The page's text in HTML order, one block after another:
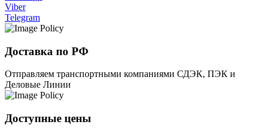
Viber
Telegram
Доставка по РФ
Отправляем транспортными компаниями СДЭК, ПЭК и
Деловые Линии
Доступные цены